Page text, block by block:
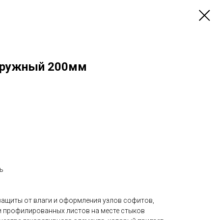
200мм
от влаги и оформления узлов софитов,
листов на месте стыков